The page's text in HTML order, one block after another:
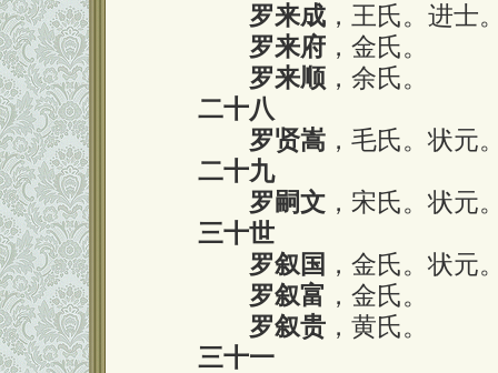
罗来成 ，王氏。进士
罗来府 ，金氏。
罗来顺 ，余氏。
二十八
罗贤嵩 ，毛氏。状元
二十九
罗嗣文 ，宋氏。状元
三十世
罗叙国 ，金氏。状元
罗叙富 ，金氏。
罗叙贵 ，黄氏。
三十一